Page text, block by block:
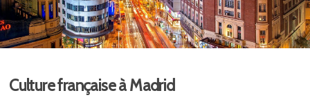
Culture française à Madrid